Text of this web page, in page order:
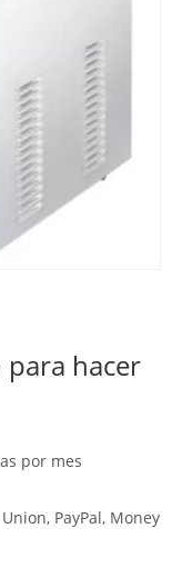
hacer
por mes
PayPal, Money